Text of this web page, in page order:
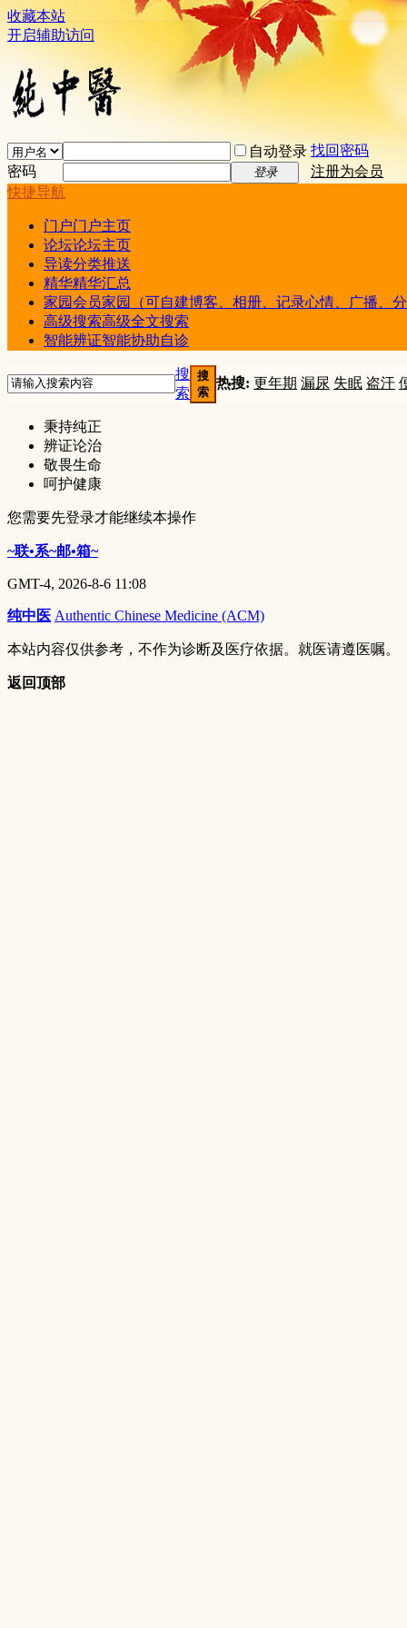
收藏本站
开启辅助访问
自动登录 找回密码
密码
登录
注册为会员
快捷导航
门户门户主页
论坛论坛主页
导读分类推送
精华精华汇总
家园会员家园（可自建博客、相册、记录心情、广播、
高级搜索高级全文搜索
智能辨证智能协助自诊
搜
索
搜
索
热搜: 更年期 漏尿 失眠 盗汗
秉持纯正
辨证论治
敬畏生命
呵护健康
您需要先登录才能继续本操作
~联•系~邮•箱~
GMT-4, 2026-8-6 11:08
纯中医 Authentic Chinese Medicine (ACM)
本站内容仅供参考，不作为诊断及医疗依据。就医请遵医嘱。
返回顶部